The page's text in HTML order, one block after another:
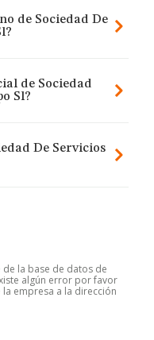
de Sociedad De
de Sociedad
Sl?
De Servicios
la base de datos de
algún error por favor
empresa a la dirección